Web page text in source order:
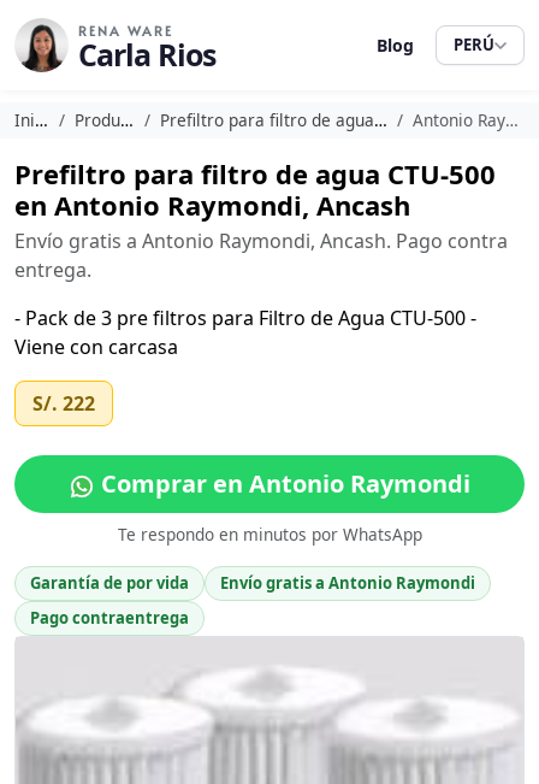
RENA WARE
Carla Rios Blog PERÚ
Inicio Productos Prefiltro para filtro de agua CTU-500 Antonio Raymondi
Prefiltro para filtro de agua CTU-500
en Antonio Raymondi, Ancash
Envío gratis a Antonio Raymondi, Ancash. Pago contra
entrega.
- Pack de 3 pre filtros para Filtro de Agua CTU-500 -
Viene con carcasa
S/. 222
Comprar en Antonio Raymondi
Te respondo en minutos por WhatsApp
Garantía de por vida
Envío gratis a Antonio Raymondi
Pago contraentrega